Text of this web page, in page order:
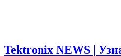
Tektronix NEWS |